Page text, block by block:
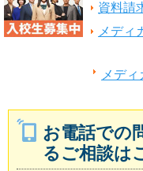
メデ
資料請
メデ
お電話での
るご相談は